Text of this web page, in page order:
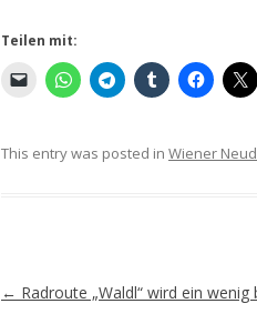
Teilen mit:
This entry was posted in Wiener
Artikel-
← Radroute „Waldl“ wird ein wenig